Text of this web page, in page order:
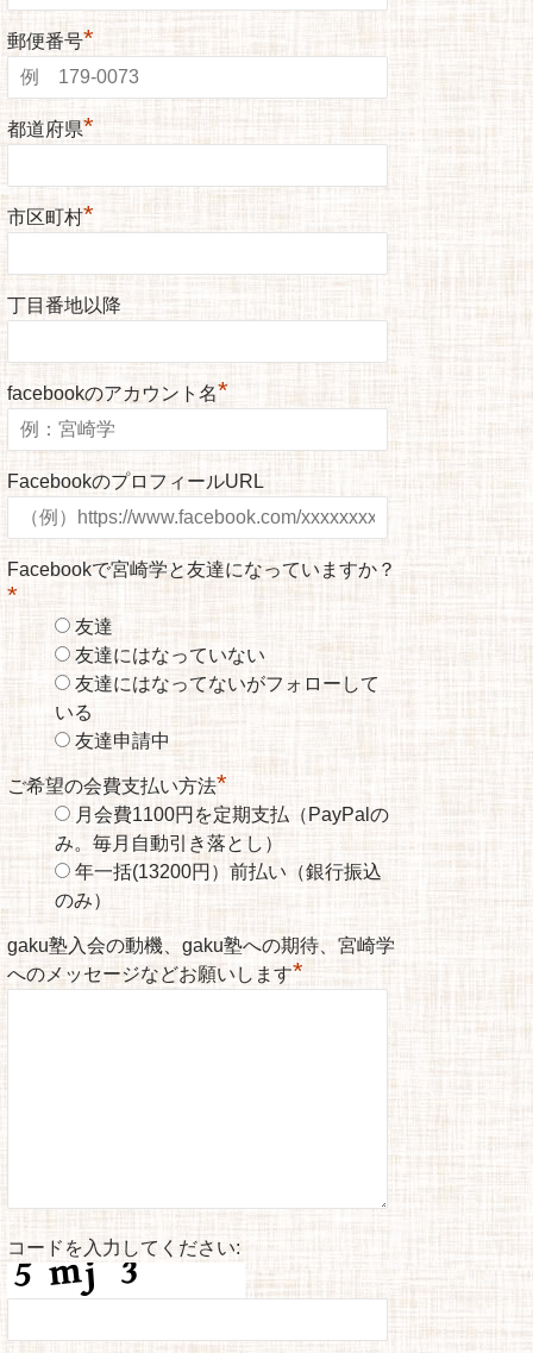
郵便番号*
都道府県*
市区町村*
丁目番地以降
facebookのアカウント名*
FacebookのプロフィールURL
Facebookで宮崎学と友達になっていますか？
*
友達
友達にはなっていない
友達にはなってないがフォローして
いる
友達申請中
ご希望の会費支払い方法*
月会費1100円を定期支払（PayPalの
み。毎月自動引き落とし）
年一括(13200円）前払い（銀行振込
のみ）
gaku塾入会の動機、gaku塾への期待、宮崎学
へのメッセージなどお願いします*
コードを入力してください: